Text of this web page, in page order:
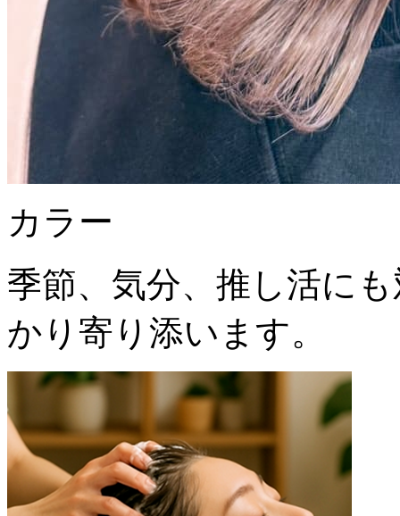
カラー
季節、気分、推し活に
かり寄り添います。️